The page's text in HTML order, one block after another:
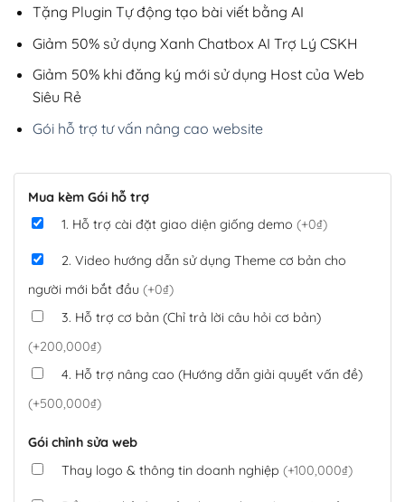
Tặng Plugin Tự động tạo bài viết bằng AI
Giảm 50% sử dụng Xanh Chatbox AI Trợ Lý CSKH
Giảm 50% khi đăng ký mới sử dụng Host của Web
Siêu Rẻ
Gói hỗ trợ tư vấn nâng cao website
Mua kèm Gói hỗ trợ
1. Hỗ trợ cài đặt giao diện giống demo (+0₫)
2. Video hướng dẫn sử dụng Theme cơ bản cho
người mới bắt đầu (+0₫)
3. Hỗ trợ cơ bản (Chỉ trả lời câu hỏi cơ bản)
(+200,000₫)
4. Hỗ trợ nâng cao (Hướng dẫn giải quyết vấn đề)
(+500,000₫)
Gói chỉnh sửa web
Thay logo & thông tin doanh nghiệp (+100,000₫)